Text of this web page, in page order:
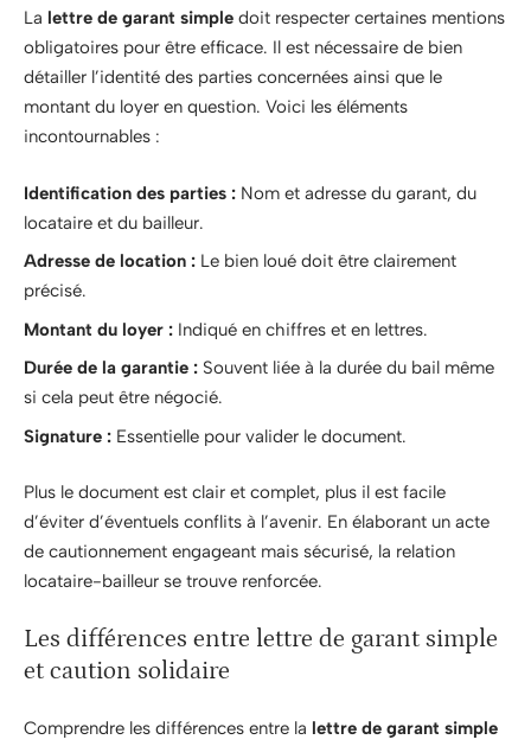
La lettre de garant simple doit respecter certaines mentions
obligatoires pour être efficace. Il est nécessaire de bien
détailler l’identité des parties concernées ainsi que le
montant du loyer en question. Voici les éléments
incontournables :
Identification des parties : Nom et adresse du garant, du
locataire et du bailleur.
Adresse de location : Le bien loué doit être clairement
précisé.
Montant du loyer : Indiqué en chiffres et en lettres.
Durée de la garantie : Souvent liée à la durée du bail même
si cela peut être négocié.
Signature : Essentielle pour valider le document.
Plus le document est clair et complet, plus il est facile
d’éviter d’éventuels conflits à l’avenir. En élaborant un acte
de cautionnement engageant mais sécurisé, la relation
locataire-bailleur se trouve renforcée.
Les différences entre lettre de garant simple
et caution solidaire
Comprendre les différences entre la lettre de garant simple